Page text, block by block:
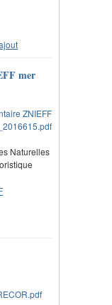
mer
Naturelles